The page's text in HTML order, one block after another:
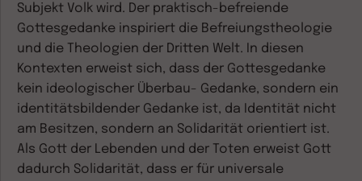
Subjekt Volk wird. Der praktisch-befreiende
Gottesgedanke inspiriert die Befreiungstheologie
und die Theologien der Dritten Welt. In diesen
Kontexten erweist sich, dass der Gottesgedanke
kein ideologischer Überbau- Gedanke, sondern ein
identitätsbildender Gedanke ist, da Identität nicht
am Besitzen, sondern an Solidarität orientiert ist.
Als Gott der Lebenden und der Toten erweist Gott
dadurch Solidarität, dass er für universale